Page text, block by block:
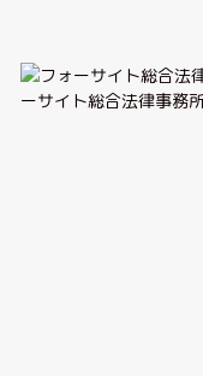
ーサイト総合法律事務